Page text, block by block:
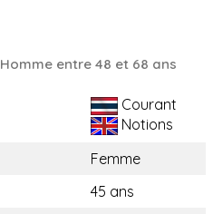
entre 48 et 68 ans
Courant
Notions
Femme
45 ans